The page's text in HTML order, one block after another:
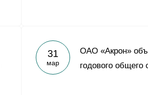
31
мар
ОАО «Акрон»
годового общего